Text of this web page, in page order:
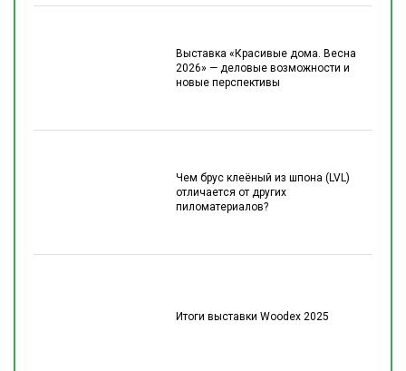
Выставка «Красивые дома. Весна
2026» — деловые возможности и
новые перспективы
Чем брус клеёный из шпона (LVL)
отличается от других
пиломатериалов?
Итоги выставки Woodex 2025